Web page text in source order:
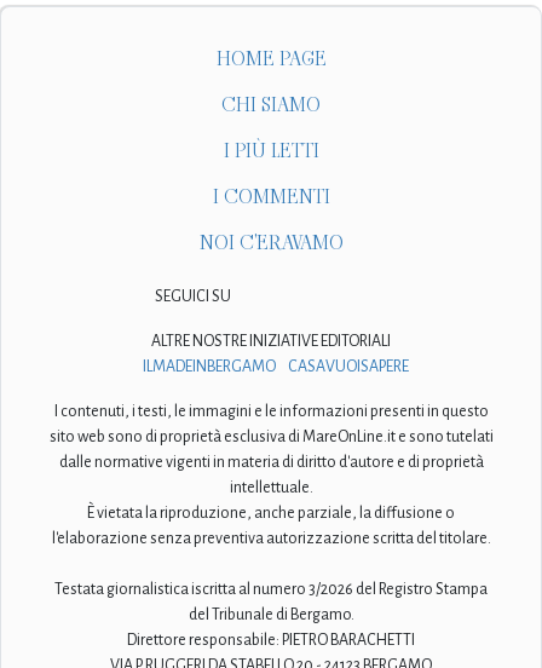
HOME PAGE
CHI SIAMO
I PIÙ LETTI
I COMMENTI
NOI C'ERAVAMO
SEGUICI SU
ALTRE NOSTRE INIZIATIVE EDITORIALI
ILMADEINBERGAMO
CASAVUOISAPERE
I contenuti, i testi, le immagini e le informazioni presenti in questo
sito web sono di proprietà esclusiva di MareOnLine.it e sono tutelati
dalle normative vigenti in materia di diritto d'autore e di proprietà
intellettuale.
È vietata la riproduzione, anche parziale, la diffusione o
l'elaborazione senza preventiva autorizzazione scritta del titolare.
Testata giornalistica iscritta al numero 3/2026 del Registro Stampa
del Tribunale di Bergamo.
Direttore responsabile: PIETRO BARACHETTI